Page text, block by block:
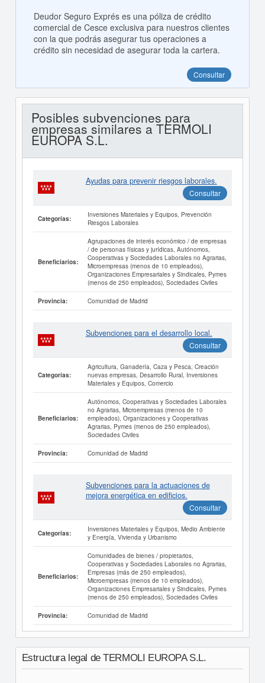
Deudor Seguro Exprés es una póliza de crédito
comercial de Cesce exclusiva para nuestros clientes
con la que podrás asegurar tus operaciones a
crédito sin necesidad de asegurar toda la cartera.
Consultar
Posibles subvenciones para
empresas similares a TERMOLI
EUROPA S.L.
Ayudas para prevenir riesgos laborales.
Consultar
Categorías:
Inversiones Materiales y Equipos, Prevención
Riesgos Laborales
Beneficiarios:
Agrupaciones de interés económico / de empresas
/ de personas físicas y jurídicas, Autónomos,
Cooperativas y Sociedades Laborales no Agrarias,
Microempresas (menos de 10 empleados),
Organizaciones Empresariales y Sindicales, Pymes
(menos de 250 empleados), Sociedades Civiles
Provincia: Comunidad de Madrid
Subvenciones para el desarrollo local.
Consultar
Categorías:
Agricultura, Ganadería, Caza y Pesca, Creación
nuevas empresas, Desarrollo Rural, Inversiones
Materiales y Equipos, Comercio
Beneficiarios:
Autónomos, Cooperativas y Sociedades Laborales
no Agrarias, Microempresas (menos de 10
empleados), Organizaciones y Cooperativas
Agrarias, Pymes (menos de 250 empleados),
Sociedades Civiles
Provincia: Comunidad de Madrid
Subvenciones para la actuaciones de
mejora energética en edificios.
Consultar
Categorías:
Inversiones Materiales y Equipos, Medio Ambiente
y Energía, Vivienda y Urbanismo
Beneficiarios:
Comunidades de bienes / propietarios,
Cooperativas y Sociedades Laborales no Agrarias,
Empresas (más de 250 empleados),
Microempresas (menos de 10 empleados),
Organizaciones Empresariales y Sindicales, Pymes
(menos de 250 empleados), Sociedades Civiles
Provincia: Comunidad de Madrid
Estructura legal de TERMOLI EUROPA S.L.